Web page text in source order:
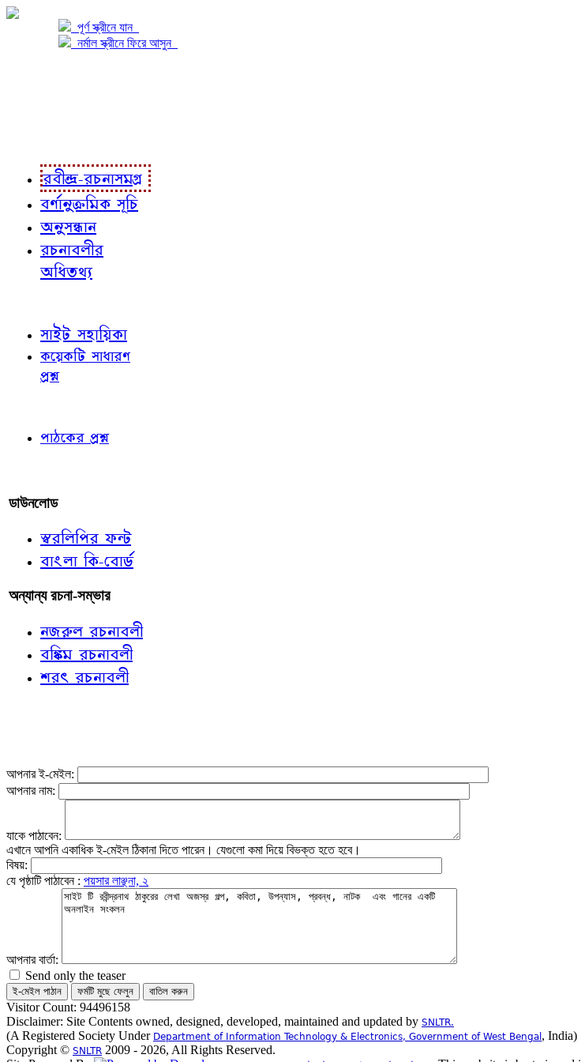
পূর্ণ স্ক্রীনে যান
নর্মাল স্ক্রীনে ফিরে আসুন
রবীন্দ্র-রচনাসমগ্র
বর্ণানুক্রমিক সূচি
অনুসন্ধান
রচনাবলীর
অধিতথ্য
সাইট সহায়িকা
কয়েকটি সাধারণ
প্রশ্ন
পাঠকের প্রশ্ন
ডাউনলোড
স্বরলিপির ফন্ট
বাংলা কি-বোর্ড
অন্যান্য রচনা-সম্ভার
নজরুল রচনাবলী
বঙ্কিম রচনাবলী
শরৎ রচনাবলী
আপনার ই-মেইল:
আপনার নাম:
যাকে পাঠাবেন:
এখানে আপনি একাধিক ই-মেইল ঠিকানা দিতে পারেন। যেগুলো কমা দিয়ে বিভক্ত হতে হবে।
বিষয়:
যে পৃষ্ঠাটি পাঠাবেন : পয়সার লাঞ্ছনা, ২
আপনার বার্তা:
Send only the teaser
Visitor Count: 94496158
Disclaimer: Site Contents owned, designed, developed, maintained and updated by SNLTR.
(A Registered Society Under Department of Information Technology & Electronics, Government of West Bengal , India)
Copyright © SNLTR 2009 - 2026, All Rights Reserved.